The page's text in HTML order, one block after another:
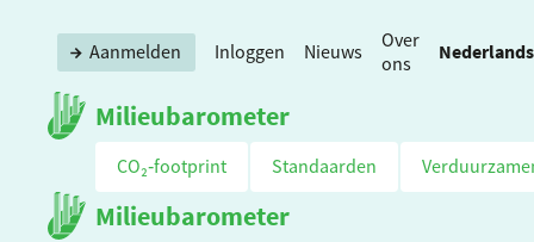
Milieubarometer
Aanmelden Inloggen Nieuws
Over
ons
Nederlands
CO₂‑footprint Standaarden
Milieubarometer